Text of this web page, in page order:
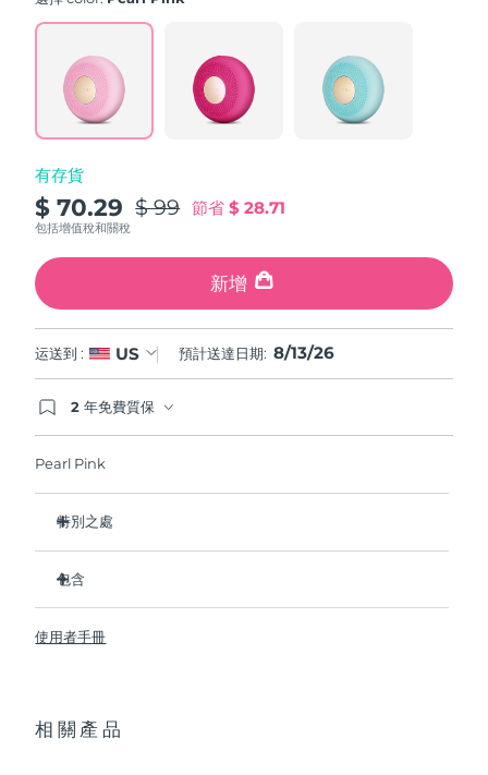
Read
Reviews.
Same
page
有存貨
$ 70.29 $ 99 節省$ 28.71
包括增值稅和關稅
新增
运送到 : US 預計送達日期: 8/13/26
2 年免費質保
Pearl Pink
特別之處
熱能科技幫助面膜中的成分深入肌膚。
全光譜LED彩光有助於肌膚煥發活力。
包含
USB 充電線
2年質保 (西班牙、葡萄牙、瑞典：3年質保)
使用者手冊
相關產品
斯洛伐克
斯洛維尼亞 預計送達日期
預計送達日期
南韓
西班牙
瑞典 8/12/26
瑞士 預計送達日期8/12/26
台灣 預計送達日期8/17/26
泰國 預計送達日期8/16/26
阿拉伯聯合大公國
英國
美國
越南